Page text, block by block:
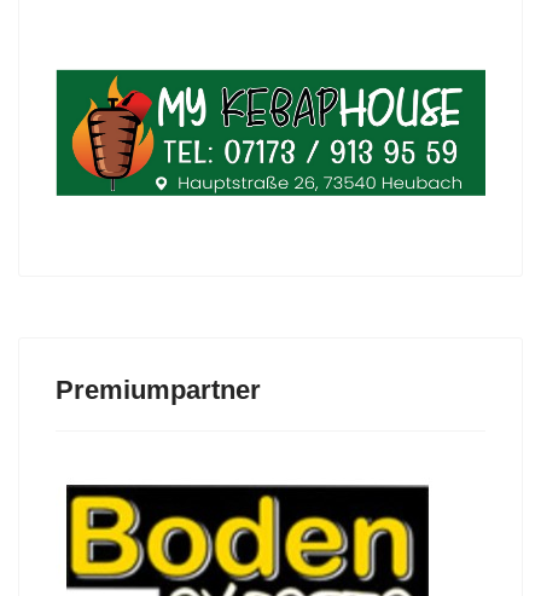
Premiumpartner